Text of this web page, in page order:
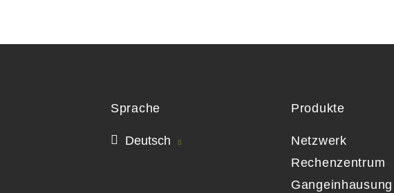
Sprache
Deutsch
Produkte
Netzwerk
Rechenzentrum
Gangeinhausung